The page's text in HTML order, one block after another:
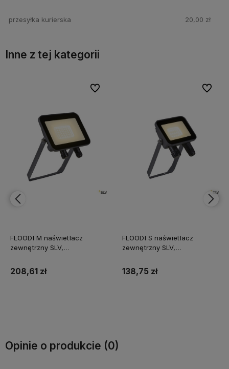
przesyłka kurierska 20,00 zł
Inne z tej kategorii
FLOODI M naświetlacz
zewnętrzny SLV,
100°
208,61 zł
Do ulubionych
Do ulubionych
FLOODI S naświetlacz
zewnętrzny SLV,
100°
138,75 zł
Do
Do
Opinie o produkcie (0)